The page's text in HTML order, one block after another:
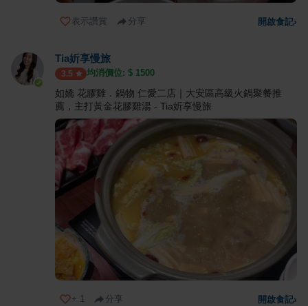
表示讚賞 分享 開啟食記›
Tia妡享慢旅
3.5 均消價位: $ 1500
如嬌 花膠雞．鍋物 仁愛二店｜大安區高級火鍋聚餐推
薦，主打黃金花膠雞湯 - Tia妡享慢旅
+ 1 分享 開啟食記›